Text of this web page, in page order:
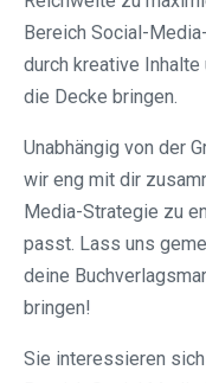
Bereich Social-
durch kreative
die Decke bringen.
Unabhängig von der
wir eng mit dir
Media-Strategie zu
passt. Lass uns
deine
bringen!
Sie interessieren